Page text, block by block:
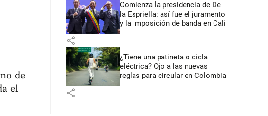
de
el
Comienza la presidencia de De
la Espriella: así fue el juramento
y la imposición de banda en Cali
share
¿Tiene una patineta o cicla
eléctrica? Ojo a las nuevas
reglas para circular en Colombia
share